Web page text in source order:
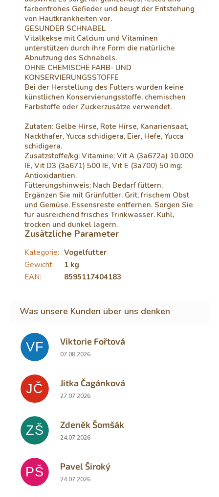
farbenfrohes Gefieder und beugt der Entstehung
von Hautkrankheiten vor.
GESUNDER SCHNABEL
Vitalkekse mit Calcium und Vitaminen
unterstützen durch ihre Form die natürliche
Abnutzung des Schnabels.
OHNE CHEMISCHE FARB- UND
KONSERVIERUNGSSTOFFE
Bei der Herstellung des Futters wurden keine
künstlichen Konservierungsstoffe, chemischen
Farbstoffe oder Zuckerzusätze verwendet.
Zutaten: Gelbe Hirse, Rote Hirse, Kanariensaat,
Nackthafer, Yucca schidigera, Eier, Hefe, Yucca
schidigera.
Zusatzstoffe/kg: Vitamine: Vit A (3a672a) 10.000
IE, Vit D3 (3a671) 500 IE, Vit E (3a700) 50 mg:
Antioxidantien.
Fütterungshinweis: Nach Bedarf füttern.
Ergänzen Sie mit Grünfutter, Grit, frischem Obst
und Gemüse. Essensreste entfernen. Sorgen Sie
für ausreichend frisches Trinkwasser. Kühl,
trocken und dunkel lagern.
Zusätzliche Parameter
Kategorie: Vogelfutter
Gewicht:
1 kg
EAN: 8595117404183
VF Viktorie Fořtová
Die Shop-Bewertung beträgt 2 von 5 Sternen.
07.08.2026
JČ Jitka Čagánková
Die Shop-Bewertung beträgt 5 von 5 Sternen.
27.07.2026
ZŠ Zdeněk Šomšák
Die Shop-Bewertung beträgt 5 von 5 Sternen.
24.07.2026
PŠ Pavel Široký
Die Shop-Bewertung beträgt 5 von 5 Sternen.
24.07.2026